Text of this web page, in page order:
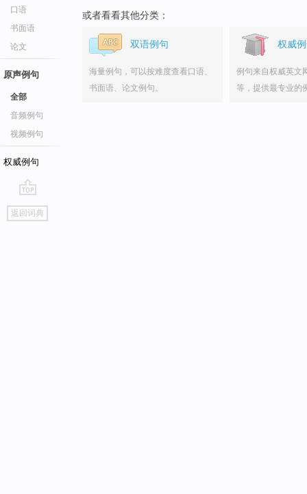
口语
书面语
论文
原声例句
全部
音频例句
视频例句
权威例句
go
top
返回词典
或者看看其他分类：
双语例句
海量例句，可以按难度查看口语、
书面语、论文例句。
权威
例句来自权威英文
等，提供最专业的